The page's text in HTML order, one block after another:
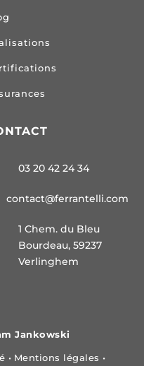
03 20 42 24 34
contact@ferrantelli.com
1 Chem. du Bleu
Bourdeau, 59237
Verlinghem
Jankowski
• Mentions légales •